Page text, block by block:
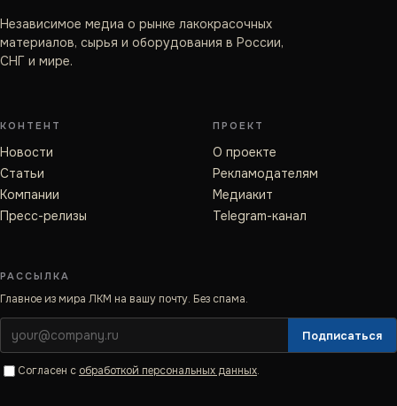
Независимое медиа о рынке лакокрасочных
материалов, сырья и оборудования в России,
СНГ и мире.
КОНТЕНТ
Новости
Статьи
Компании
Пресс-релизы
ПРОЕКТ
О проекте
Рекламодателям
Медиакит
Telegram-канал
РАССЫЛКА
Главное из мира ЛКМ на вашу почту. Без спама.
Подписаться
Согласен с обработкой персональных данных.